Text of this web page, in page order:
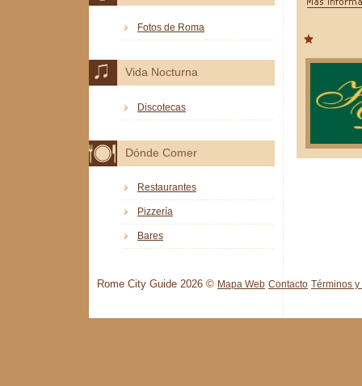
Fotos de Roma
Vida Nocturna
Discotecas
Dónde Comer
Restaurantes
Pizzería
Bares
Rome City Guide 2026 © Mapa Web Contacto Términos